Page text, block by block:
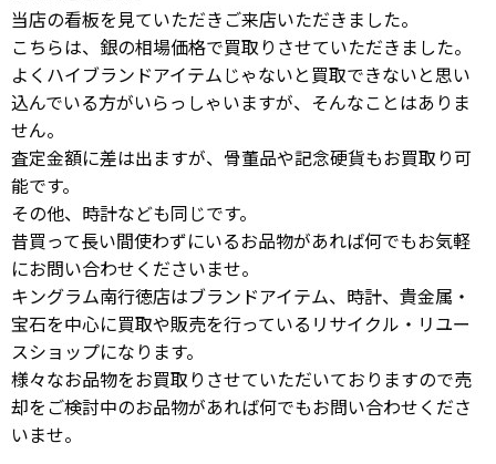
当店の看板を見ていただきご来店いただきました。
こちらは、銀の相場価格で買取りさせていただきました。
よくハイブランドアイテムじゃないと買取できないと思い
込んでいる方がいらっしゃいますが、そんなことはありま
せん。
査定金額に差は出ますが、骨董品や記念硬貨もお買取り可
能です。
その他、時計なども同じです。
昔買って長い間使わずにいるお品物があれば何でもお気軽
にお問い合わせくださいませ。
キングラム南行徳店はブランドアイテム、時計、貴金属・
宝石を中心に買取や販売を行っているリサイクル・リユー
スショップになります。
様々なお品物をお買取りさせていただいておりますので売
却をご検討中のお品物があれば何でもお問い合わせくださ
いませ。